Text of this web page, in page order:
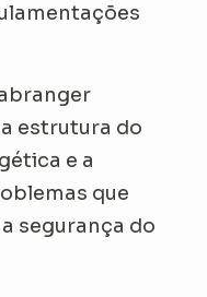
estrutura do
e a
que
segurança do